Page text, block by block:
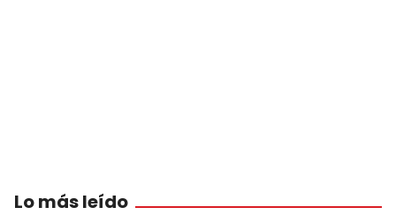
Lo más leído